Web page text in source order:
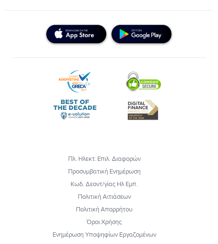
Πλ. Ηλεκτ. Επιλ. Διαφορών
Προσυμβατική Ενημέρωση
Κωδ. Δεοντ/γίας Ηλ Εμπ.
Πολιτική Αιτιάσεων
Πολιτική Απορρήτου
Όροι Χρήσης
Ενημέρωση Υποψηφίων Εργαζομένων